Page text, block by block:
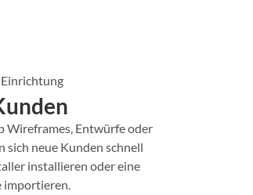
Wireframes, Entwürfe oder
neue Kunden schnell
installieren oder eine
importieren.